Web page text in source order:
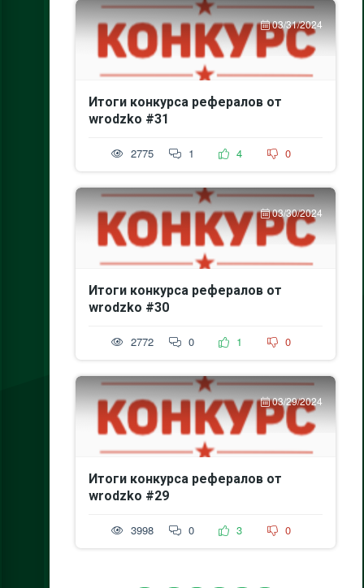
03/31/2024
Итоги конкурса рефералов от
wrodzko #31
2775 1 4 0
03/30/2024
Итоги конкурса рефералов от
wrodzko #30
2772 0 1 0
03/29/2024
Итоги конкурса рефералов от
wrodzko #29
3998 0 3 0